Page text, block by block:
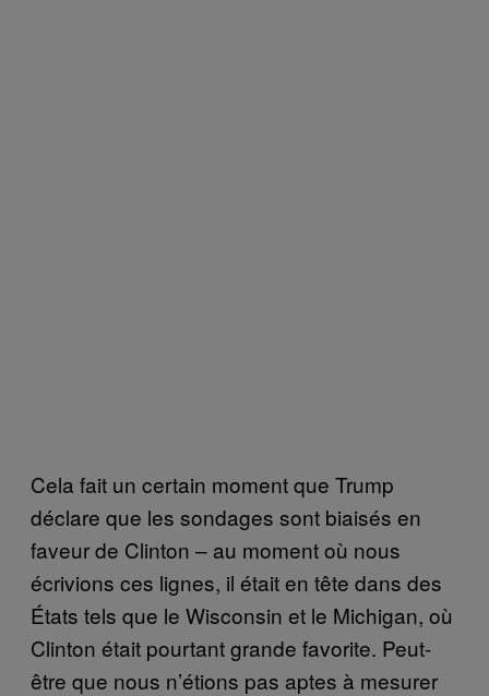
Cela fait un certain moment que Trump
déclare que les sondages sont biaisés en
faveur de Clinton – au moment où nous
écrivions ces lignes, il était en tête dans des
États tels que le Wisconsin et le Michigan, où
Clinton était pourtant grande favorite. Peut-
être que nous n’étions pas aptes à mesurer